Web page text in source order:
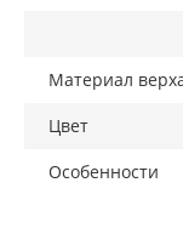
Материал
Цвет
Особенности